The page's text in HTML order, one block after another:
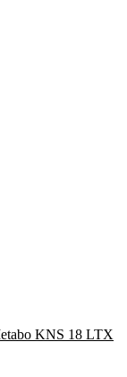
KNS 18 LTX